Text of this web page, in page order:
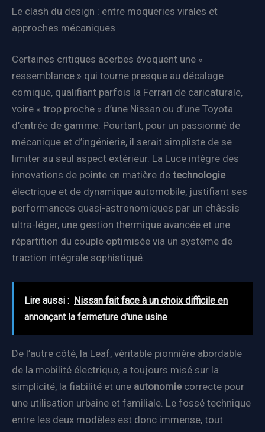
Le clash du design : entre moqueries virales et
approches mécaniques
Certaines critiques acerbes évoquent une «
ressemblance » qui tourne presque au décalage
comique, qualifiant parfois la Ferrari de caricaturale,
voire « trop proche » d’une Nissan ou d’une Toyota
d’entrée de gamme. Pourtant, pour un passionné de
mécanique et d’ingénierie, il serait simpliste de se
limiter au seul aspect extérieur. La Luce intègre des
innovations de pointe en matière de technologie
électrique et de dynamique automobile, justifiant ses
performances quasi-astronomiques par un châssis
ultra-léger, une gestion thermique avancée et une
répartition du couple optimisée via un système de
traction intégrale sophistiqué.
Lire aussi : Nissan fait face à un choix difficile en
annonçant la fermeture d'une usine
De l’autre côté, la Leaf, véritable pionnière abordable
de la mobilité électrique, a toujours misé sur la
simplicité, la fiabilité et une autonomiecorrecte pour
une utilisation urbaine et familiale. Le fossé technique
entre les deux modèles est donc immense, tout